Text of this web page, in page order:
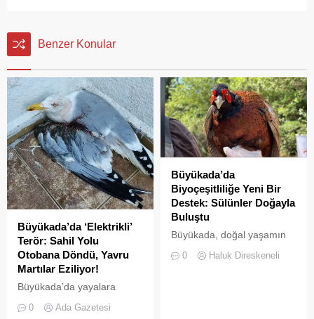
Benzer Konular
Büyükada’da ‘Elektrikli’
Terör: Sahil Yolu
Otobana Döndü, Yavru
Martılar Eziliyor!
Büyükada’da yayalara
tanımaz elektrikli araç
0 Ada Gazetesi
Büyükada’da
Biyoçeşitliliğe Yeni Bir
Destek: Sülünler Doğayla
Buluştu
Büyükada, doğal yaşamın
korunması ve biyolojik
çeşitliliğin
0 Haluk Direskeneli